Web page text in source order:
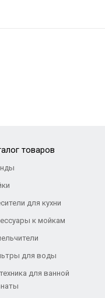
товаров
для кухни
к мойкам
для воды
для ванной